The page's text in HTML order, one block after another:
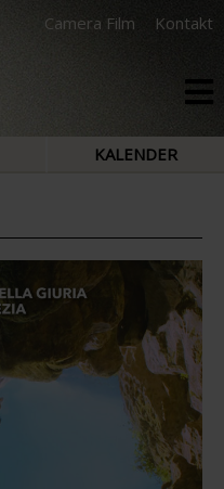
Camera Film Kontakt
KALENDER